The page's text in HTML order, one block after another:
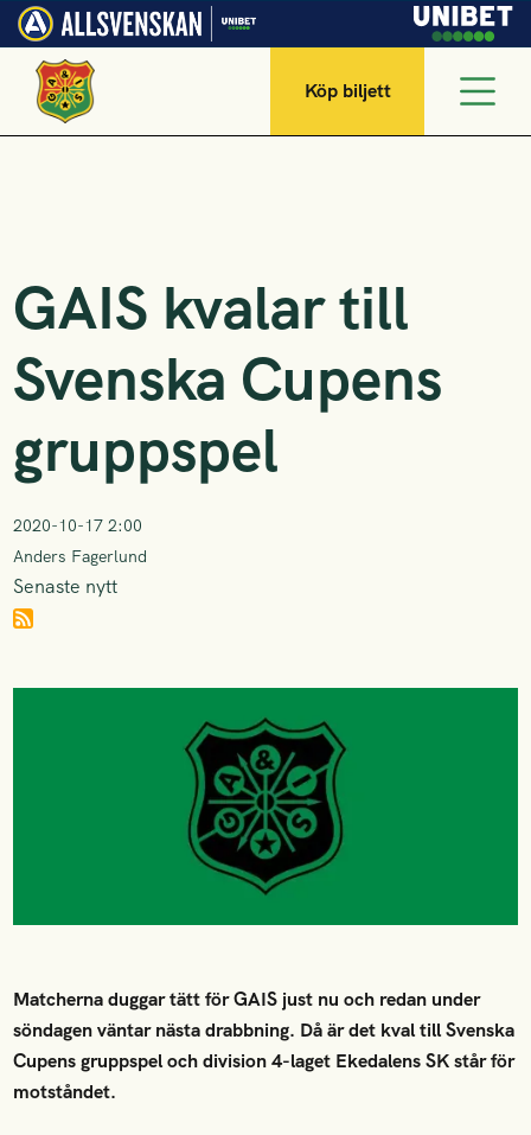
Köp biljett
GAIS kvalar till
Svenska Cupens
gruppspel
2020-10-17 2:00
Anders Fagerlund
Senaste nytt
Matcherna duggar tätt för GAIS just nu och redan under
söndagen väntar nästa drabbning. Då är det kval till Svenska
Cupens gruppspel och division 4-laget Ekedalens SK står för
motståndet.